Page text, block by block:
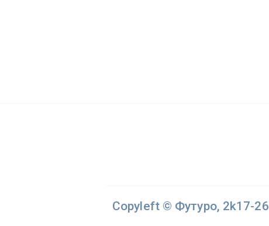
Copyleft © Футуро, 2k17-26